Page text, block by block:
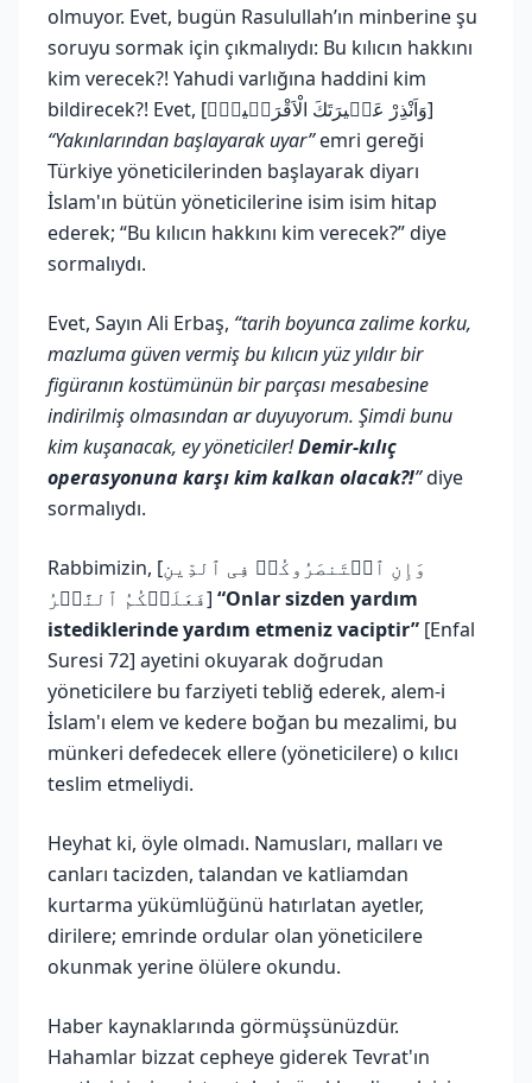
olmuyor. Evet, bugün Rasulullah’ın minberine şu
soruyu sormak için çıkmalıydı: Bu kılıcın hakkını
kim verecek?! Yahudi varlığına haddini kim
bildirecek?! Evet, [وَاَنْذِرْ عَش۪يرَتَكَ الْاَقْرَب۪ينَۙ]
“Yakınlarından başlayarak uyar”emri gereği
Türkiye yöneticilerinden başlayarak diyarı
İslam'ın bütün yöneticilerine isim isim hitap
ederek; “Bu kılıcın hakkını kim verecek?” diye
sormalıydı.
Evet, Sayın Ali Erbaş, “tarih boyunca zalime korku,
mazluma güven vermiş bu kılıcın yüz yıldır bir
figüranın kostümünün bir parçası mesabesine
indirilmiş olmasından ar duyuyorum. Şimdi bunu
kim kuşanacak, ey yöneticiler!Demir-kılıç
operasyonuna karşı kim kalkan olacak?!”diye
sormalıydı.
Rabbimizin, [وَإِنِ ٱسۡتَنصَرُوكُمۡ فِی ٱلدِّینِ
فَعَلَیۡكُمُ ٱلنَّصۡرُ] “Onlar sizden yardım
istediklerinde yardım etmeniz vaciptir” [Enfal
Suresi 72] ayetini okuyarak doğrudan
yöneticilere bu farziyeti tebliğ ederek, alem-i
İslam'ı elem ve kedere boğan bu mezalimi, bu
münkeri defedecek ellere (yöneticilere) o kılıcı
teslim etmeliydi.
Heyhat ki, öyle olmadı. Namusları, malları ve
canları tacizden, talandan ve katliamdan
kurtarma yükümlüğünü hatırlatan ayetler,
dirilere; emrinde ordular olan yöneticilere
okunmak yerine ölülere okundu.
Haber kaynaklarında görmüşsünüzdür.
Hahamlar bizzat cepheye giderek Tevrat'ın